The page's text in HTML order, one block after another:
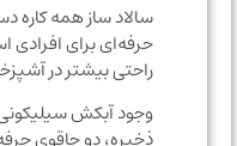
حرفه‌ای برای افرادی است
راحتی بیشتر در آشپزخانه
وجود آبکش سیلیکونی